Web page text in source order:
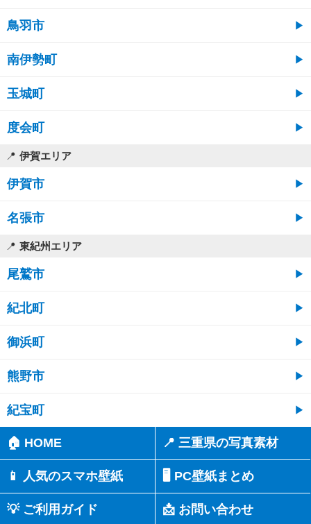
鳥羽市
南伊勢町
玉城町
度会町
伊賀エリア
伊賀市
名張市
東紀州エリア
尾鷲市
紀北町
御浜町
熊野市
紀宝町
🏠 HOME 📍 三重県の写真素材
📱 人気のスマホ壁紙 🖥️ PC壁紙まとめ
💡 ご利用ガイド 📩 お問い合わせ